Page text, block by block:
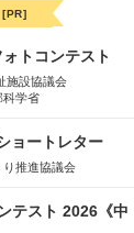
[PR]
トコンテスト
施設協議会
学省
ョートレター
推進協議会
テスト 2026《中